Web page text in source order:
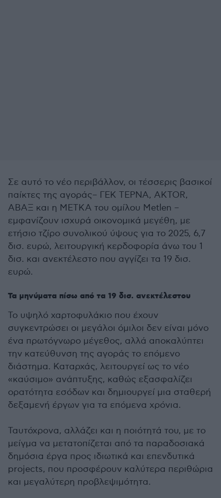
Σε αυτό το νέο περιβάλλον, οι τέσσερις βασικοί
παίκτες της αγοράς– ΓΕΚ ΤΕΡΝΑ, AKTOR,
ΑΒΑΞ και η ΜΕΤΚΑ του ομίλου Metlen –
εμφανίζουν ισχυρά οικονομικά μεγέθη, με
ετήσιο τζίρο συνολικού ύψους για το 2025, 6,7
δισ. ευρώ, λειτουργική κερδοφορία άνω του 1
δισ. και ανεκτέλεστο που αγγίζει τα 19 δισ.
ευρώ.
Τα μηνύματα πίσω από τα 19 δισ. ανεκτέλεστου
Το υψηλό χαρτοφυλάκιο που έχουν
συγκεντρώσει οι μεγάλοι όμιλοι δεν είναι μόνο
ένα πρωτόγνωρο μέγεθος, αλλά αποκαλύπτει
την κατεύθυνση της αγοράς το επόμενο
διάστημα. Καταρχάς, λειτουργεί ως το νέο
«καύσιμο» ανάπτυξης, καθώς εξασφαλίζει
ορατότητα εσόδων και δημιουργεί μια σταθερή
δεξαμενή έργων για τα επόμενα χρόνια.
Ταυτόχρονα, αλλάζει και η ποιότητά του, με το
μείγμα να μετατοπίζεται από τα παραδοσιακά
δημόσια έργα προς ιδιωτικά και επενδυτικά
projects, που προσφέρουν καλύτερα περιθώρια
και μεγαλύτερη προβλεψιμότητα.